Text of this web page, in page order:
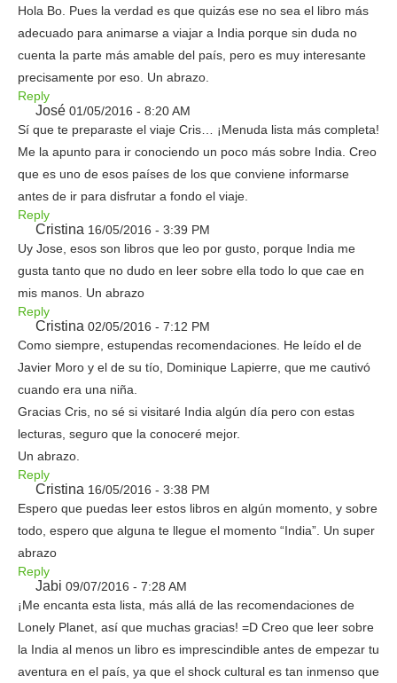
Hola Bo. Pues la verdad es que quizás ese no sea el libro más
adecuado para animarse a viajar a India porque sin duda no
cuenta la parte más amable del país, pero es muy interesante
precisamente por eso. Un abrazo.
Reply
José 01/05/2016 - 8:20 AM
Sí que te preparaste el viaje Cris… ¡Menuda lista más completa!
Me la apunto para ir conociendo un poco más sobre India. Creo
que es uno de esos países de los que conviene informarse
antes de ir para disfrutar a fondo el viaje.
Reply
Cristina 16/05/2016 - 3:39 PM
Uy Jose, esos son libros que leo por gusto, porque India me
gusta tanto que no dudo en leer sobre ella todo lo que cae en
mis manos. Un abrazo
Reply
Cristina 02/05/2016 - 7:12 PM
Como siempre, estupendas recomendaciones. He leído el de
Javier Moro y el de su tío, Dominique Lapierre, que me cautivó
cuando era una niña.
Gracias Cris, no sé si visitaré India algún día pero con estas
lecturas, seguro que la conoceré mejor.
Un abrazo.
Reply
Cristina 16/05/2016 - 3:38 PM
Espero que puedas leer estos libros en algún momento, y sobre
todo, espero que alguna te llegue el momento “India”. Un super
abrazo
Reply
Jabi 09/07/2016 - 7:28 AM
¡Me encanta esta lista, más allá de las recomendaciones de
Lonely Planet, así que muchas gracias! =D Creo que leer sobre
la India al menos un libro es imprescindible antes de empezar tu
aventura en el país, ya que el shock cultural es tan inmenso que